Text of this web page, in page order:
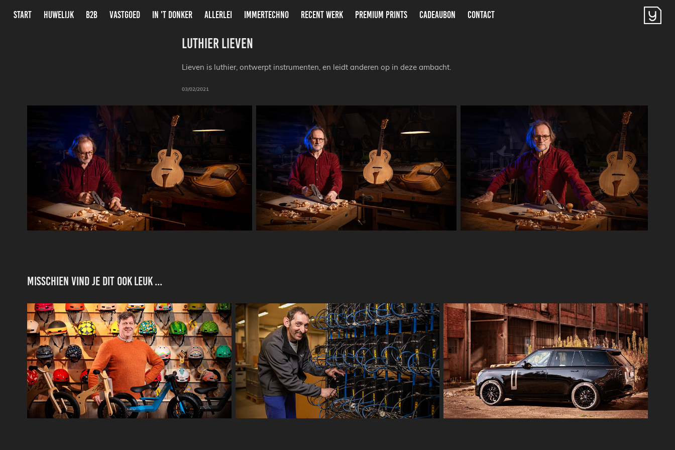
START HUWELIJK B2B VASTGOED IN 'T DONKER ALLERLEI IMMERTECHNO RECENT WERK PREMIUM PRINTS CADEAUBON CONTACT
Luthier Lieven
Lieven is luthier, ontwerpt instrumenten, en leidt anderen op in deze ambacht.
03/02/2021
Misschien vind je dit ook leuk ...
Toys4Kids Vlotter Maakbedrijf Range Rover / MAK